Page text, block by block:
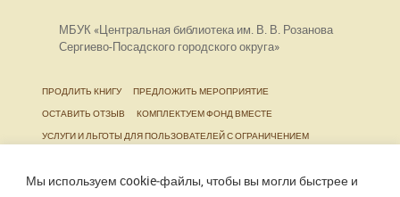
Мы используем cookie‑файлы, чтобы вы могли быстрее и
МБУК «Центральная библиотека им. В. В. Розанова
Сергиево-Посадского городского округа»
ПРОДЛИТЬ КНИГУ
ПРЕДЛОЖИТЬ МЕРОПРИЯТИЕ
ОСТАВИТЬ ОТЗЫВ
КОМПЛЕКТУЕМ ФОНД ВМЕСТЕ
УСЛУГИ И ЛЬГОТЫ ДЛЯ ПОЛЬЗОВАТЕЛЕЙ С ОГРАНИЧЕНИЕМ
ЖИЗНЕДЕЯТЕЛЬНОСТИ